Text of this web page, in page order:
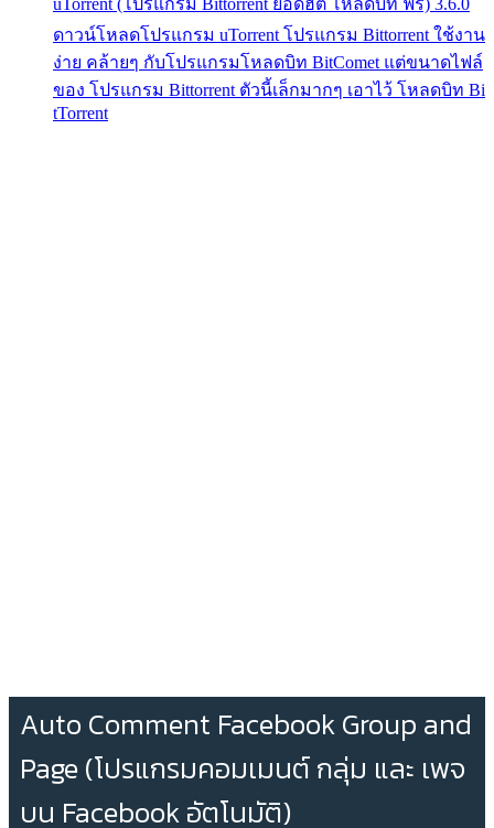
uTorrent (โปรแกรม Bittorrent ยอดฮิต โหลดบิท ฟรี) 3.6.0
ดาวน์โหลดโปรแกรม uTorrent โปรแกรม Bittorrent ใช้งาน
ง่าย คล้ายๆ กับโปรแกรมโหลดบิท BitComet แต่ขนาดไฟล์
ของ โปรแกรม Bittorrent ตัวนี้เล็กมากๆ เอาไว้ โหลดบิท Bi
tTorrent
Auto Comment Facebook Group and
Page (โปรแกรมคอมเมนต์ กลุ่ม และ เพจ
บน Facebook อัตโนมัติ)